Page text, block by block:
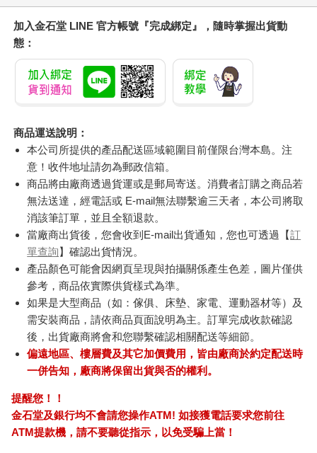
加入金石堂 LINE 官方帳號『完成綁定』，隨時掌握出貨動
態：
商品運送說明：
本公司所提供的產品配送區域範圍目前僅限台灣本島。注
意！收件地址請勿為郵政信箱。
商品將由廠商透過貨運或是郵局寄送。消費者訂購之商品若
無法送達，經電話或 E-mail無法聯繫逾三天者，本公司將取
消該筆訂單，並且全額退款。
當廠商出貨後，您會收到E-mail出貨通知，您也可透過【訂
單查詢】確認出貨情況。
產品顏色可能會因網頁呈現與拍攝關係產生色差，圖片僅供
參考，商品依實際供貨樣式為準。
如果是大型商品（如：傢俱、床墊、家電、運動器材等）及
需安裝商品，請依商品頁面說明為主。訂單完成收款確認
後，出貨廠商將會和您聯繫確認相關配送等細節。
偏遠地區、樓層費及其它加價費用，皆由廠商於約定配送時
一併告知，廠商將保留出貨與否的權利。
提醒您！！
金石堂及銀行均不會請您操作ATM! 如接獲電話要求您前往
ATM提款機，請不要聽從指示，以免受騙上當！